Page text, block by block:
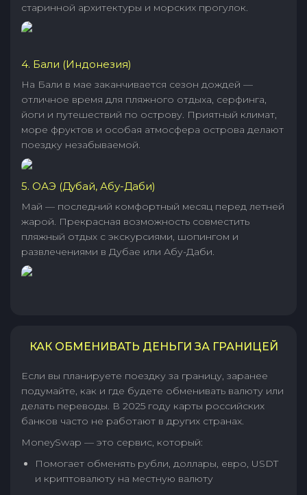
старинной архитектуры и морских прогулок.
4. Бали (Индонезия)
На Бали в мае заканчивается сезон дождей —
отличное время для пляжного отдыха, серфинга,
йоги и путешествий по острову. Приятный климат,
море фруктов и особая атмосфера острова делают
поездку незабываемой.
5. ОАЭ (Дубай, Абу-Даби)
Май — последний комфортный месяц перед летней
жарой. Прекрасная возможность совместить
пляжный отдых с экскурсиями, шопингом и
развлечениями в Дубае или Абу-Даби.
КАК ОБМЕНИВАТЬ ДЕНЬГИ ЗА ГРАНИЦЕЙ
Если вы планируете поездку за границу, заранее
подумайте, как и где будете обменивать валюту или
делать переводы. В 2025 году карты российских
банков часто не работают в других странах.
MoneySwap — это сервис, который:
Помогает обменять рубли, доллары, евро, USDT
и криптовалюту на местную валюту